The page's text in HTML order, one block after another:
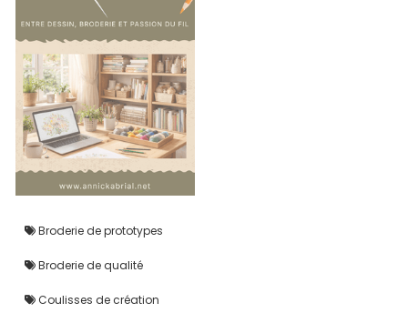
Broderie de prototypes
Broderie de qualité
Coulisses de création